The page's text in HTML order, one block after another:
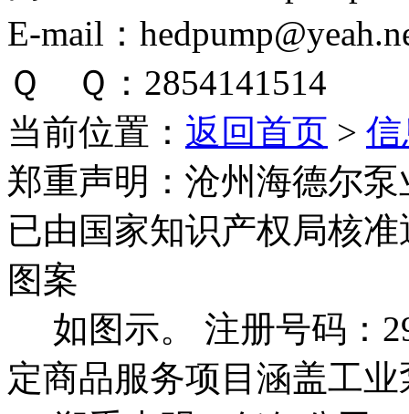
E-mail：
Ｑ Ｑ：2854141514
当前位置： 返回首页 >
郑重声明： 沧州海德尔
已由国家知识产权局核
图案
如图示。 注册号码：
定商品服务项目涵盖工